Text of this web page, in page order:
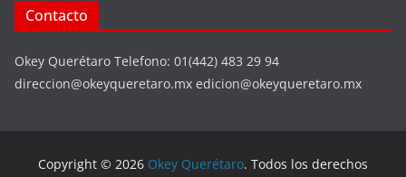
Contacto
Okey Querétaro Telefono: 01(442) 483 29 94
direccion@okeyqueretaro.mx edicion@okeyqueretaro.mx
Copyright © 2026 Okey Querétaro. Todos los derechos